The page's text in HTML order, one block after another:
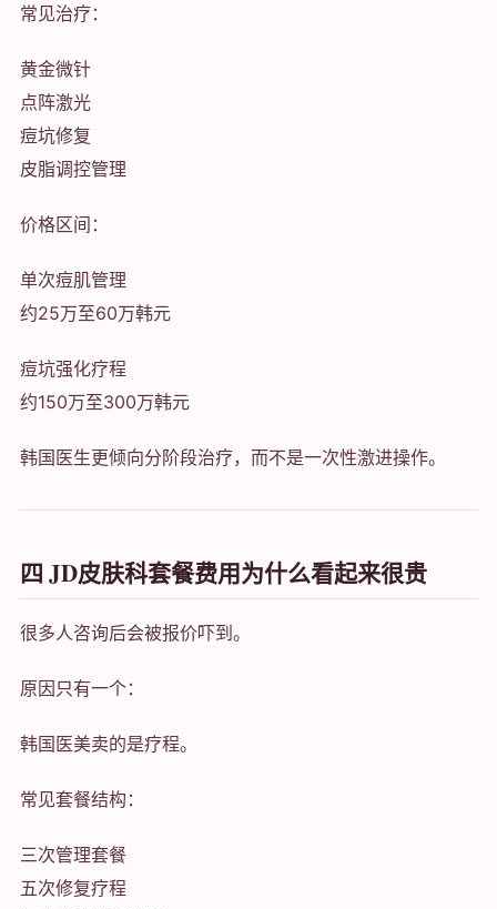
常见治疗：
黄金微针
点阵激光
痘坑修复
皮脂调控管理
价格区间：
单次痘肌管理
约25万至60万韩元
痘坑强化疗程
约150万至300万韩元
韩国医生更倾向分阶段治疗，而不是一次性激进操作。
四 JD皮肤科套餐费用为什么看起来很贵
很多人咨询后会被报价吓到。
原因只有一个：
韩国医美卖的是疗程。
常见套餐结构：
三次管理套餐
五次修复疗程